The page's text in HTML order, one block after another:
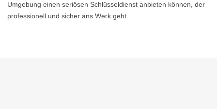
Umgebung einen seriösen Schlüsseldienst anbieten können, der
professionell und sicher ans Werk geht.